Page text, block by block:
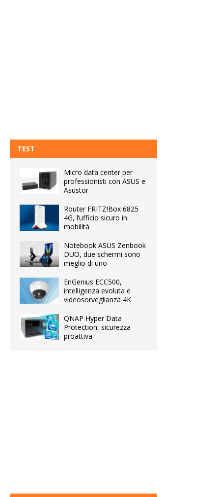
TEST
Micro data center per
professionisti con ASUS e
Asustor
Router FRITZ!Box 6825
4G, l’ufficio sicuro in
mobilità
Notebook ASUS Zenbook
DUO, due schermi sono
meglio di uno
EnGenius ECC500,
intelligenza evoluta e
videosorveglianza 4K
QNAP Hyper Data
Protection, sicurezza
proattiva